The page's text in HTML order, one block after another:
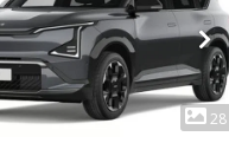
1
28